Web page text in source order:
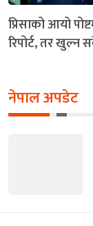
प्रिसाको आयो
रिपोर्ट, तर
नेपाल अपडेट